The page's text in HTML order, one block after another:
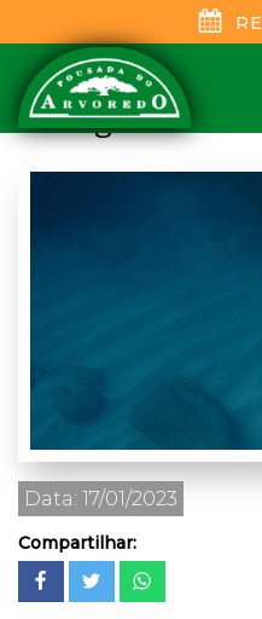
As melhores
mergulho em
Data: 17/01/2023
Compartilhar: